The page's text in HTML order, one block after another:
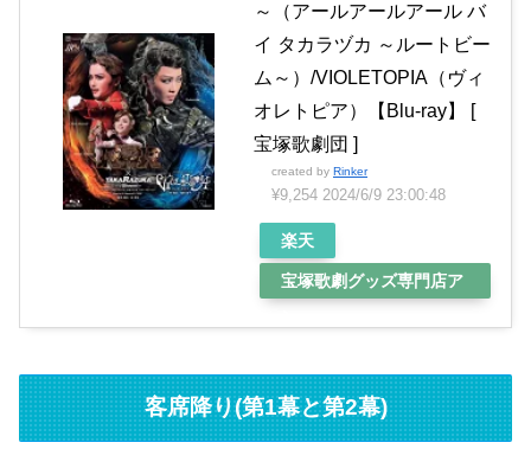
～（アールアールアール バ
イ タカラヅカ ～ルートビー
ム～）/VIOLETOPIA（ヴィ
オレトピア）【Blu-ray】 [
宝塚歌劇団 ]
created by Rinker
¥9,254 2024/6/9 23:00:48
楽天
宝塚歌劇グッズ専門店ア
客席降り(第1幕と第2幕)